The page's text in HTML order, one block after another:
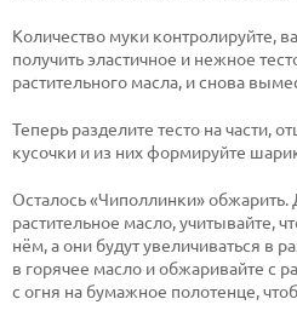
Количество муки контролируйте,
получить эластичное и нежное
растительного масла, и снова
Теперь разделите тесто на части,
кусочки и из них формируйте
Осталось «Чиполлинки» обжарить.
растительное масло, учитывайте,
нём, а они будут увеличиваться в
в горячее масло и обжаривайте с
с огня на бумажное полотенце,